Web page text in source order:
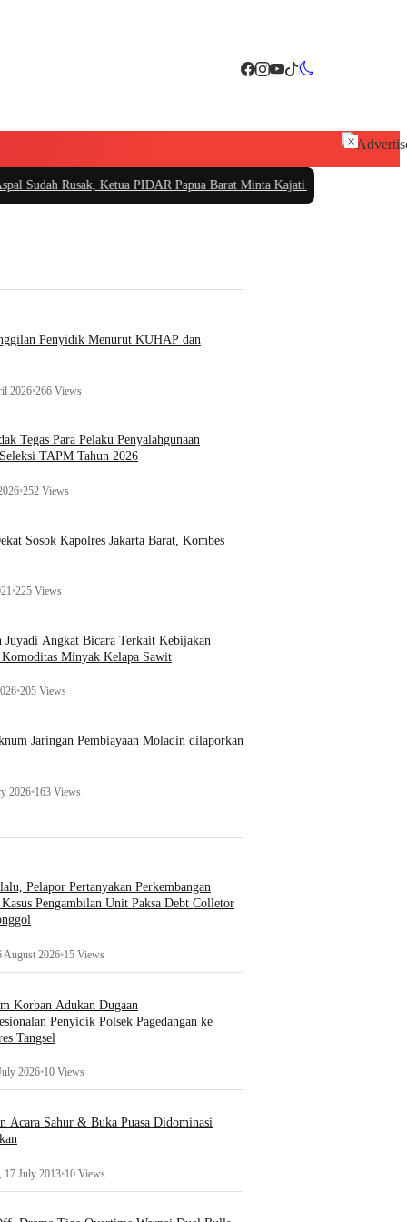
Ketua PIDAR Papua Barat Minta Kajati Papua Periksa PT. Fajar Papua
Penyidik Menurut KUHAP dan
2026•266 Views
Tegas Para Pelaku Penyalahgunaan
TAPM Tahun 2026
•252 Views
Sosok Kapolres Jakarta Barat, Kombes
•225 Views
Angkat Bicara Terkait Kebijakan
Minyak Kelapa Sawit
•205 Views
Jaringan Pembiayaan Moladin dilaporkan
2026•163 Views
Pelapor Pertanyakan Perkembangan
Kasus Pengambilan Unit Paksa Debt Colletor
August 2026•15 Views
Korban Adukan Dugaan
Penyidik Polsek Pagedangan ke
Tangsel
2026•10 Views
Acara Sahur & Buka Puasa Didominasi
17 July 2013•10 Views
×